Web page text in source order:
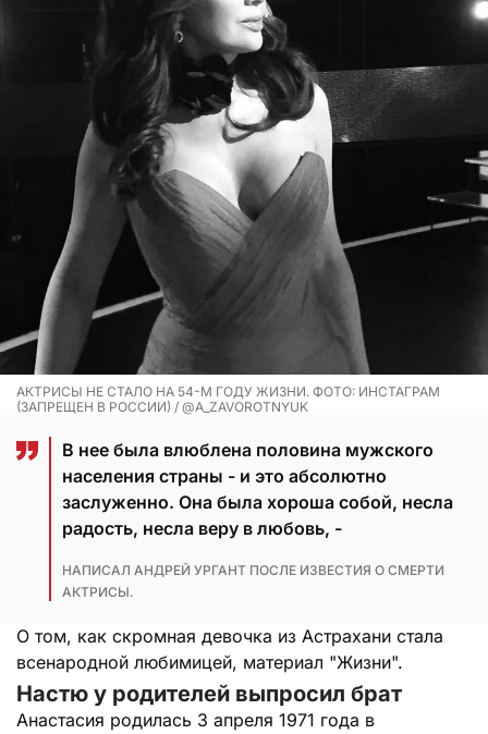
АКТРИСЫ НЕ СТАЛО НА 54-М ГОДУ ЖИЗНИ. ФОТО: ИНСТАГРАМ
(ЗАПРЕЩЕН В РОССИИ) / @A_ZAVOROTNYUK
В нее была влюблена половина мужского
населения страны - и это абсолютно
заслуженно. Она была хороша собой, несла
радость, несла веру в любовь, -
НАПИСАЛ АНДРЕЙ УРГАНТ ПОСЛЕ ИЗВЕСТИЯ О СМЕРТИ
АКТРИСЫ.
О том, как скромная девочка из Астрахани стала
всенародной любимицей, материал "Жизни".
Настю у родителей выпросил брат
Анастасия родилась 3 апреля 1971 года в